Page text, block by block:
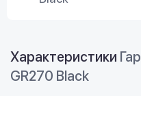
Характеристики
GR270 Black